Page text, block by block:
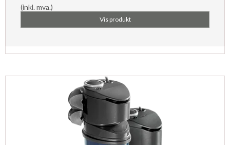
(inkl. mva.)
Vis produkt